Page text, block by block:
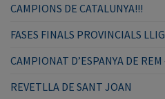
CAMPIONS DE CATALUNYA!!!
FASES FINALS PROVINCIALS
CAMPIONAT D’ESPANYA DE
REVETLLA DE SANT JOAN